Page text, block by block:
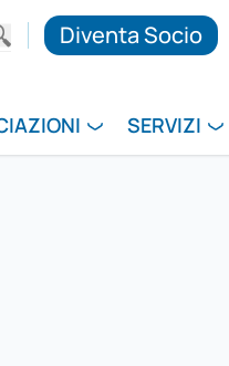
Diventa Socio
SERVIZI